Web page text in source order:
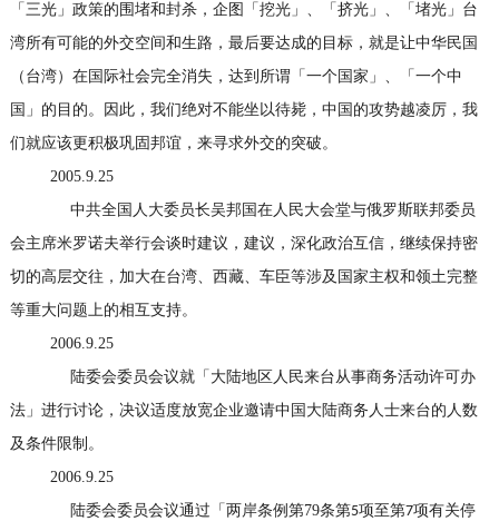
「三光」政策的围堵和封杀，企图「挖光」、「挤光」、「堵光」台
湾所有可能的外交空间和生路，最后要达成的目标，就是让中华民国
（台湾）在国际社会完全消失，达到所谓「一个国家」、「一个中
国」的目的。因此，我们绝对不能坐以待毙，中国的攻势越凌厉，我
们就应该更积极巩固邦谊，来寻求外交的突破。
2005.9.25
中共全国人大委员长吴邦国在人民大会堂与俄罗斯联邦委员
会主席米罗诺夫举行会谈时建议，建议，深化政治互信，继续保持密
切的高层交往，加大在台湾、西藏、车臣等涉及国家主权和领土完整
等重大问题上的相互支持。
2006.9.25
陆委会委员会议就「大陆地区人民来台从事商务活动许可办
法」进行讨论，决议适度放宽企业邀请中国大陆商务人士来台的人数
及条件限制。
2006.9.25
陆委会委员会议通过「两岸条例第79条第5项至第7项有关停